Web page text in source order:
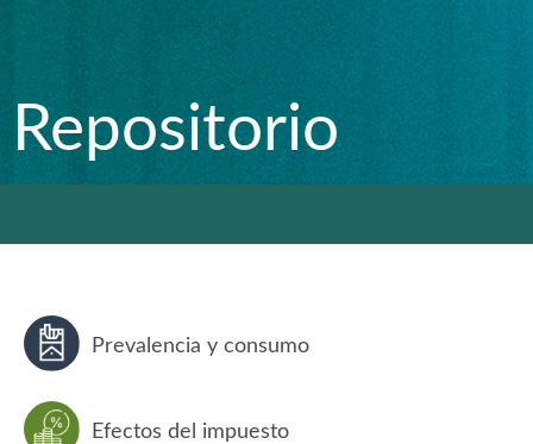
Repositorio
Prevalencia y consumo
Efectos del impuesto